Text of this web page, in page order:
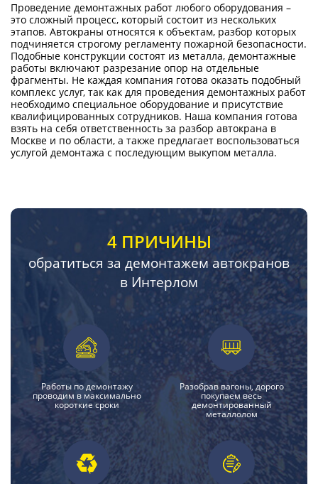
Проведение демонтажных работ любого оборудования –
это сложный процесс, который состоит из нескольких
этапов. Автокраны относятся к объектам, разбор которых
подчиняется строгому регламенту пожарной безопасности.
Подобные конструкции состоят из металла, демонтажные
работы включают разрезание опор на отдельные
фрагменты. Не каждая компания готова оказать подобный
комплекс услуг, так как для проведения демонтажных работ
необходимо специальное оборудование и присутствие
квалифицированных сотрудников. Наша компания готова
взять на себя ответственность за разбор автокрана в
Москве и по области, а также предлагает воспользоваться
услугой демонтажа с последующим выкупом металла.
4 ПРИЧИНЫ
обратиться за демонтажем автокранов
в Интерлом
Работы по демонтажу
проводим в максимально
короткие сроки
Разобрав вагоны, дорого
покупаем весь
демонтированный
металлолом